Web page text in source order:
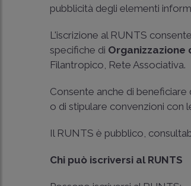
pubblicità degli elementi
L'iscrizione al RUNTS
specifiche di Organizzazione
Filantropico, Rete Associativa.
Consente anche di beneficiare
o di stipulare convenzioni con
Il RUNTS è pubblico,
Chi può iscriversi al RUNTS